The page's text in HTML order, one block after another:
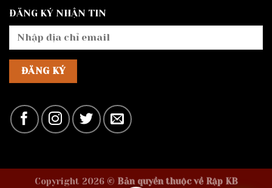
ĐĂNG KÝ NHẬN TIN
Copyright 2026 © Bản quyền thuộc về Rập KB